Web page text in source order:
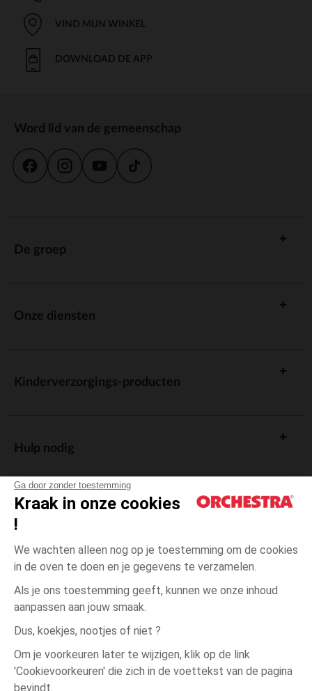
Ga door zonder toestemming
Kraak in onze cookies
!
We wachten alleen nog op je toestemming om de cookies
in de oven te doen en je gegevens te verzamelen.
Als je ons toestemming geeft, kunnen we onze inhoud
aanpassen aan jouw smaak.
Dus, koekjes, nootjes of niet ?
Om je voorkeuren later te wijzigen, klik op de link
'Cookievoorkeuren' die zich in de voettekst van de pagina
bevindt.
Ecru Ecru
3
VIND MIJN WINKEL
DOWNLOAD DE APP
Word lid van de gemeenschap
De groep
Onze diensten
Kinderverzorgings-producten
Hulp nodig
Algemene verkoopsvoorwaarden
Wettelijke bepalingen
Persoonsgegevens